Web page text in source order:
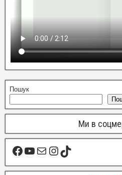
Пошук
Ми в